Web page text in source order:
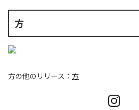
方
方の他のリリース： 方